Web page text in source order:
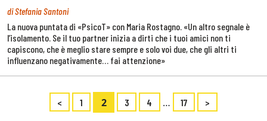
di Stefania Santoni
La nuova puntata di «PsicoT» con Maria Rostagno. «Un altro segnale è
l’isolamento. Se il tuo partner inizia a dirti che i tuoi amici non ti
capiscono, che è meglio stare sempre e solo voi due, che gli altri ti
influenzano negativamente… fai attenzione»
< 1 2 3 4 … 17 >